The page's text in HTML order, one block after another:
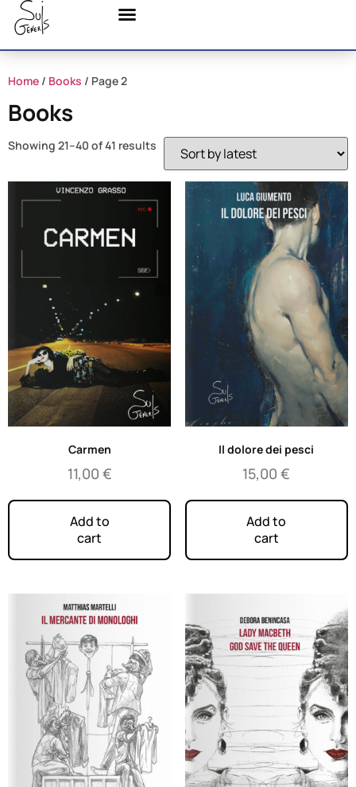
Home / Books / Page 2
Books
Showing 21–40 of 41 results
Carmen
11,00 €
Add to
cart
Il dolore dei pesci
15,00€
Add to
cart